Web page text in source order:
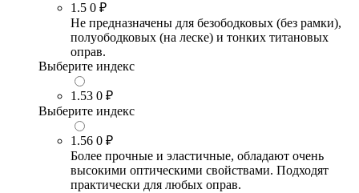
1.5 0 ₽
Не предназначены для безободковых (без рамки),
полуободковых (на леске) и тонких титановых
оправ.
Выберите индекс
1.53 0 ₽
Выберите индекс
1.56 0 ₽
Более прочные и эластичные, обладают очень
высокими оптическими свойствами. Подходят
практически для любых оправ.